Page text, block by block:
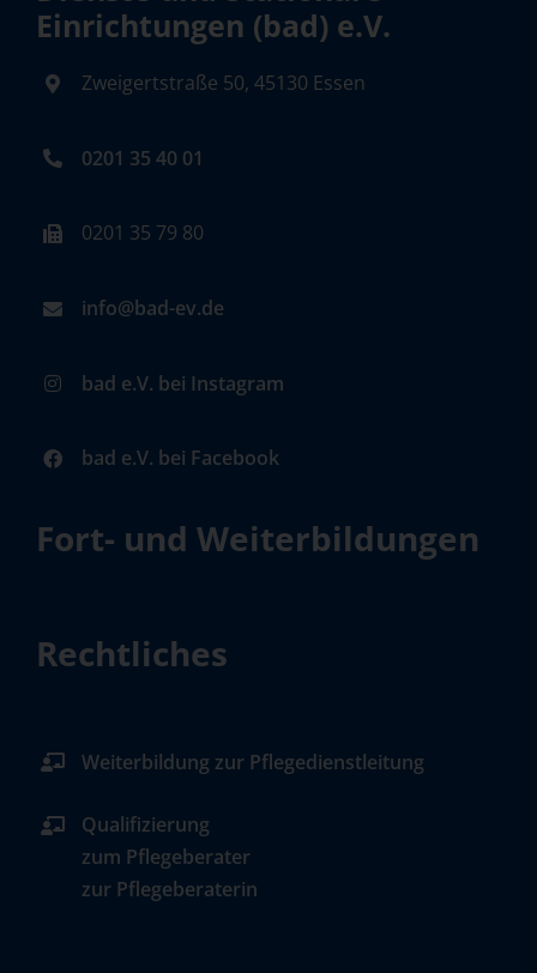
Einrichtungen (bad) e.V.
Zweigertstraße 50, 45130 Essen
0201 35 40 01
0201 35 79 80
info@bad-ev.de
bad e.V. bei Instagram
bad e.V. bei Facebook
Fort- und Weiterbildungen
Rechtliches
Weiterbildung zur Pflegedienstleitung
Qualifizierung
zum Pflegeberater
zur Pflegeberaterin